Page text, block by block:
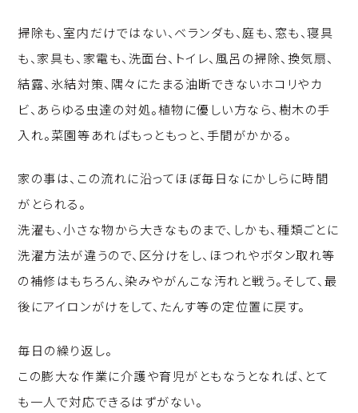
掃除も、室内だけではない、ベランダも、庭も、窓も、寝具
も、家具も、家電も、洗面台、トイレ、風呂の掃除、換気扇、
結露、氷結対策、隅々にたまる油断できないホコリやカ
ビ、あらゆる虫達の対処。植物に優しい方なら、樹木の手
入れ。菜園等あればもっともっと、手間がかかる。
家の事は、この流れに沿ってほぼ毎日なにかしらに時間
がとられる。
洗濯も、小さな物から大きなものまで、しかも、種類ごとに
洗濯方法が違うので、区分けをし、ほつれやボタン取れ等
の補修はもちろん、染みやがんこな汚れと戦う。そして、最
後にアイロンがけをして、たんす等の定位置に戻す。
毎日の繰り返し。
この膨大な作業に介護や育児がともなうとなれば、とて
も一人で対応できるはずがない。